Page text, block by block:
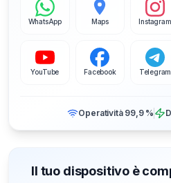
WhatsApp Maps Instagram
YouTube Facebook Telegram
Operatività 99,9 %
Il tuo dispositivo è